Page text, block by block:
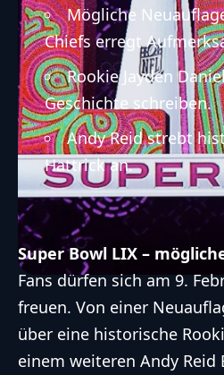
Mögliche
Chiefs erregt
Rookie Jayden
Geschichte schreiben.
Andy Reid strebt
Hattrick an.
Super Bowl LIX –
Fans dürfen sich am 9.
freuen. Von einer
über eine historische
einem weiteren Andy Reid